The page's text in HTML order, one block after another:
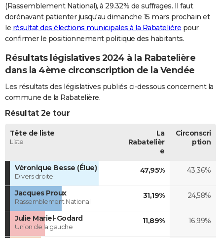
S'inscrire
Se connecter
Lycées
Collèges
Primaires
Universités
Entreprises
Service militaire
Avis de recherche
AVIS DE DÉCÈS
FORUM
(Rassemblement National), à 29.32% de suffrages. Il faut
dorénavant patienter jusqu'au dimanche 15 mars prochain et
le résultat des élections municipales à la Rabatelière pour
confirmer le positionnement politique des habitants.
Résultats législatives 2024 à la Rabatelière
dans la 4ème circonscription de la Vendée
Les résultats des législatives publiés ci-dessous concernent la
commune de la Rabatelière.
Résultat 2e tour
Tête de liste
Liste
La
Rabatelièr
e
Circonscri
ption
Véronique Besse (Élue)
Divers droite
47,95% 43,36%
Jacques Proux
Rassemblement National
31,19% 24,58%
Julie Mariel-Godard
Union de la gauche
11,89% 16,99%